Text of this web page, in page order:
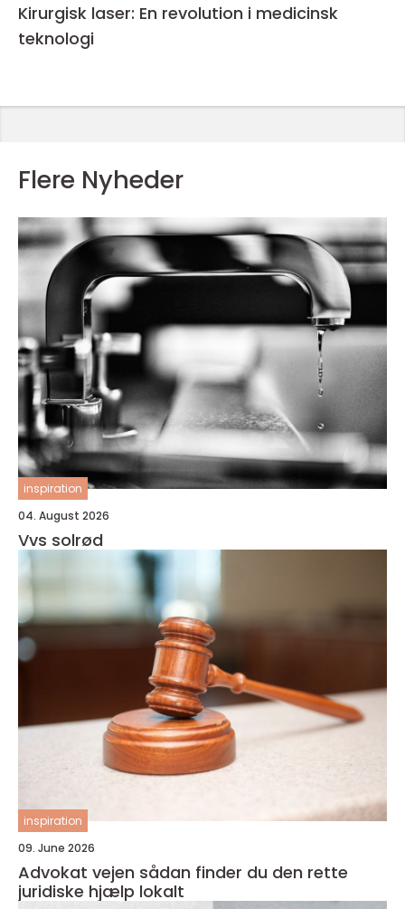
Kirurgisk laser: En revolution i medicinsk
teknologi
Flere Nyheder
inspiration
04. August 2026
Vvs solrød
inspiration
09. June 2026
Advokat vejen sådan finder du den rette
juridiske hjælp lokalt